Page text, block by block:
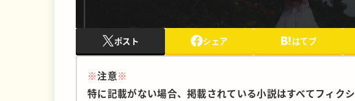
ポスト シェア はてブ
※注意※
特に記載がない場合、掲載されている小説はすべてフィク